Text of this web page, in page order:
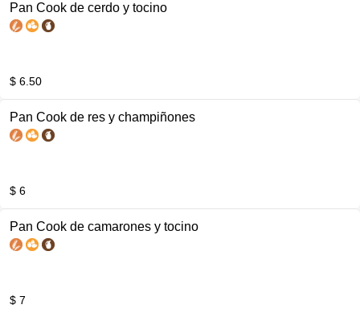
Pan Cook de cerdo y tocino
$ 6.50
Pan Cook de res y champiñones
$ 6
Pan Cook de camarones y tocino
$ 7